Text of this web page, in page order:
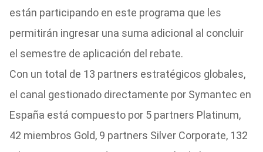
están participando en este programa que les
permitirán ingresar una suma adicional al concluir
el semestre de aplicación del rebate.
Con un total de 13 partners estratégicos globales,
el canal gestionado directamente por Symantec en
España está compuesto por 5 partners Platinum,
42 miembros Gold, 9 partners Silver Corporate, 132